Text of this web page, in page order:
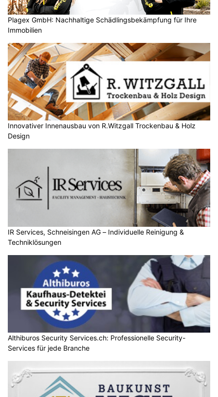
Plagex GmbH: Nachhaltige Schädlingsbekämpfung für Ihre
Immobilien
Innovativer Innenausbau von R.Witzgall Trockenbau & Holz
Design
IR Services, Schneisingen AG – Individuelle Reinigung &
Techniklösungen
Althiburos Security Services.ch: Professionelle Security-
Services für jede Branche